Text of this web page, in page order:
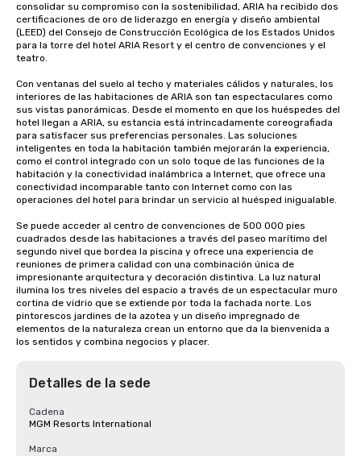
consolidar su compromiso con la sostenibilidad, ARIA ha recibido dos
certificaciones de oro de liderazgo en energía y diseño ambiental
(LEED) del Consejo de Construcción Ecológica de los Estados Unidos
para la torre del hotel ARIA Resort y el centro de convenciones y el
teatro.
Con ventanas del suelo al techo y materiales cálidos y naturales, los
interiores de las habitaciones de ARIA son tan espectaculares como
sus vistas panorámicas. Desde el momento en que los huéspedes del
hotel llegan a ARIA, su estancia está intrincadamente coreografiada
para satisfacer sus preferencias personales. Las soluciones
inteligentes en toda la habitación también mejorarán la experiencia,
como el control integrado con un solo toque de las funciones de la
habitación y la conectividad inalámbrica a Internet, que ofrece una
conectividad incomparable tanto con Internet como con las
operaciones del hotel para brindar un servicio al huésped inigualable.
Se puede acceder al centro de convenciones de 500 000 pies
cuadrados desde las habitaciones a través del paseo marítimo del
segundo nivel que bordea la piscina y ofrece una experiencia de
reuniones de primera calidad con una combinación única de
impresionante arquitectura y decoración distintiva. La luz natural
ilumina los tres niveles del espacio a través de un espectacular muro
cortina de vidrio que se extiende por toda la fachada norte. Los
pintorescos jardines de la azotea y un diseño impregnado de
elementos de la naturaleza crean un entorno que da la bienvenida a
los sentidos y combina negocios y placer.
Detalles de la sede
Cadena
MGM Resorts International
Marca